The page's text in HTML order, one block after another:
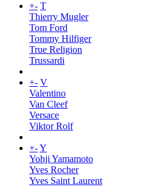
+- T
Thierry Mugler
Tom Ford
Tommy Hilfiger
True Religion
Trussardi
+- V
Valentino
Van Cleef
Versace
Viktor Rolf
+-Y
Yohji Yamamoto
Yves Rocher
Yves Saint Laurent